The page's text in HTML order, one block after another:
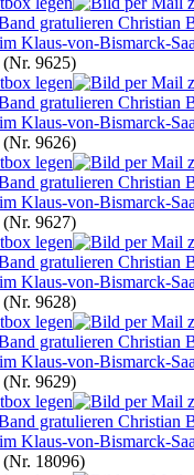
(Nr. 9625)
(Nr. 9626)
(Nr. 9627)
(Nr. 9628)
(Nr. 9629)
(Nr. 18096)